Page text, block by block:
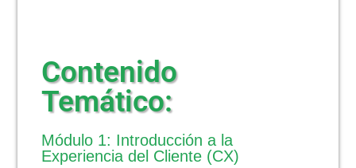
Contenido
Temático:
Módulo 1: Introducción a la
Experiencia del Cliente (CX)